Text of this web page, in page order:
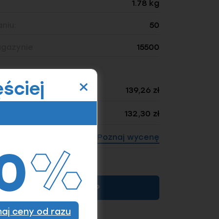
1.78 kg
50
15500
139,26 zł
132,30 zł
Poznaj wycenę
50)
KUP
×
ceny od razu